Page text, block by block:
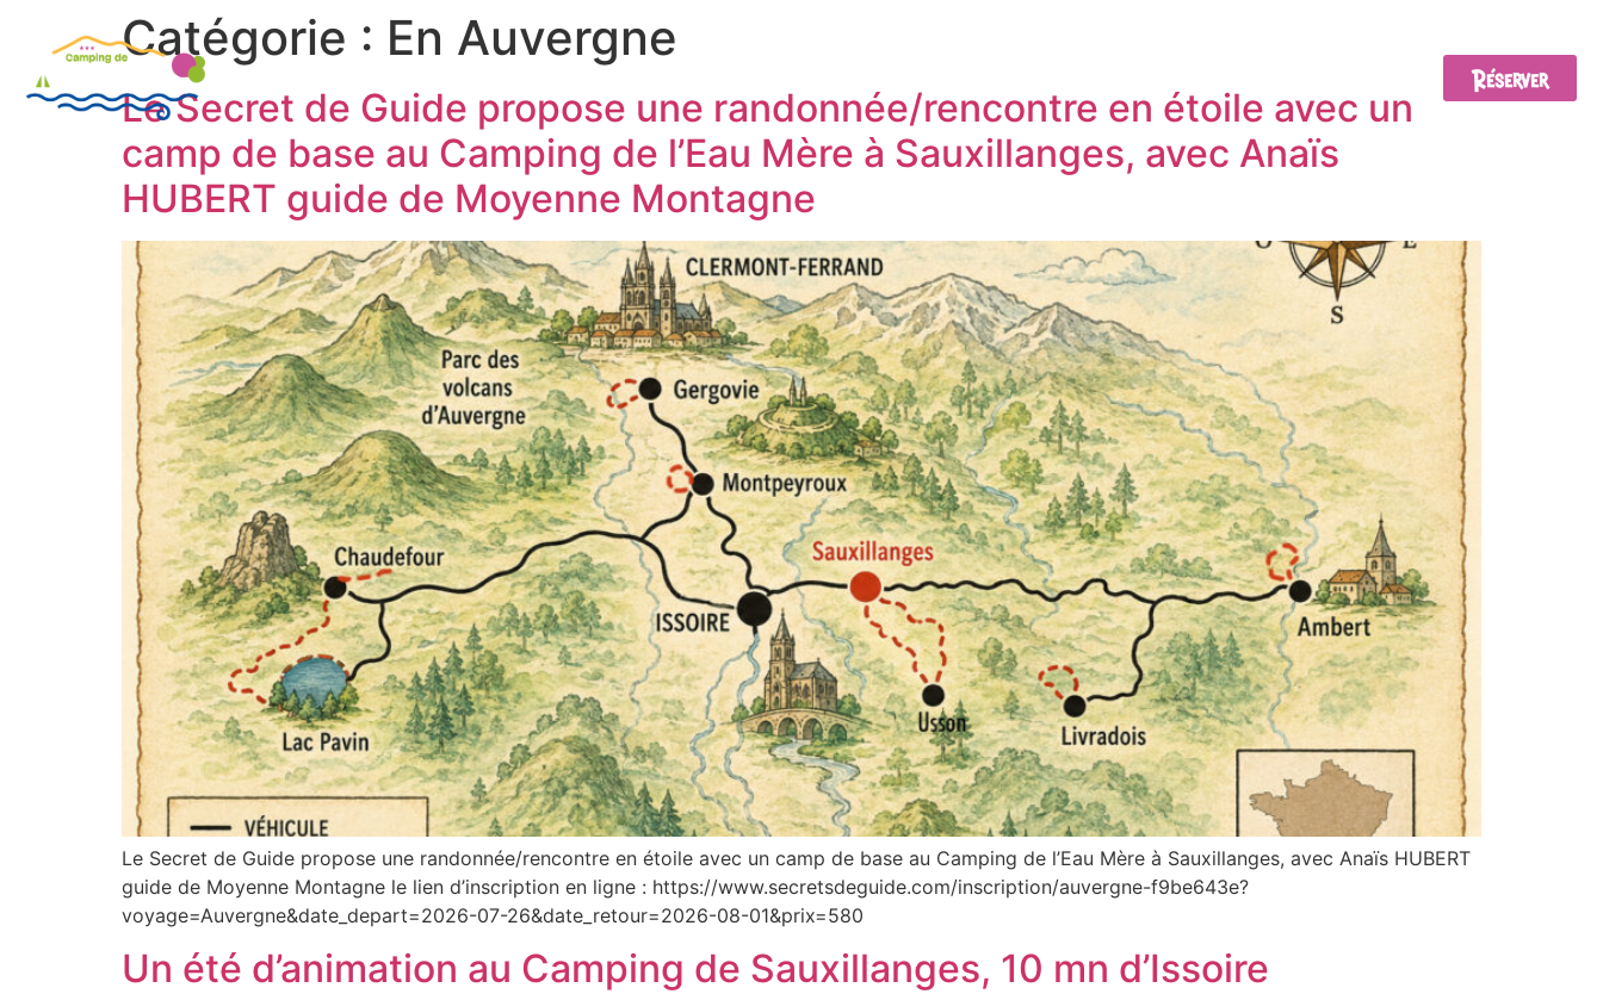
Réserver
Catégorie : En Auvergne
Le Secret de Guide propose une randonnée/rencontre en étoile avec un
camp de base au Camping de l’Eau Mère à Sauxillanges, avec Anaïs
HUBERT guide de Moyenne Montagne
Le Secret de Guide propose une randonnée/rencontre en étoile avec un camp de base au Camping de l’Eau Mère à Sauxillanges, avec Anaïs HUBERT
guide de Moyenne Montagne le lien d’inscription en ligne : https://www.secretsdeguide.com/inscription/auvergne-f9be643e?
voyage=Auvergne&date_depart=2026-07-26&date_retour=2026-08-01&prix=580
Un été d’animation au Camping de Sauxillanges, 10 mn d’Issoire